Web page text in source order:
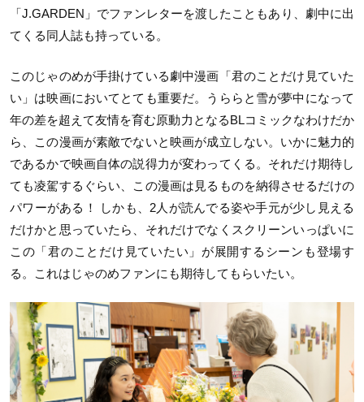
「J.GARDEN」でファンレターを渡したこともあり、劇中に出
てくる同人誌も持っている。
このじゃのめが手掛けている劇中漫画「君のことだけ見ていた
い」は映画においてとても重要だ。うららと雪が夢中になって
年の差を超えて友情を育む原動力となるBLコミックなわけだか
ら、この漫画が素敵でないと映画が成立しない。いかに魅力的
であるかで映画自体の説得力が変わってくる。それだけ期待し
ても凌駕するぐらい、この漫画は見るものを納得させるだけの
パワーがある！ しかも、2人が読んでる姿や手元が少し見える
だけかと思っていたら、それだけでなくスクリーンいっぱいに
この「君のことだけ見ていたい」が展開するシーンも登場す
る。これはじゃのめファンにも期待してもらいたい。